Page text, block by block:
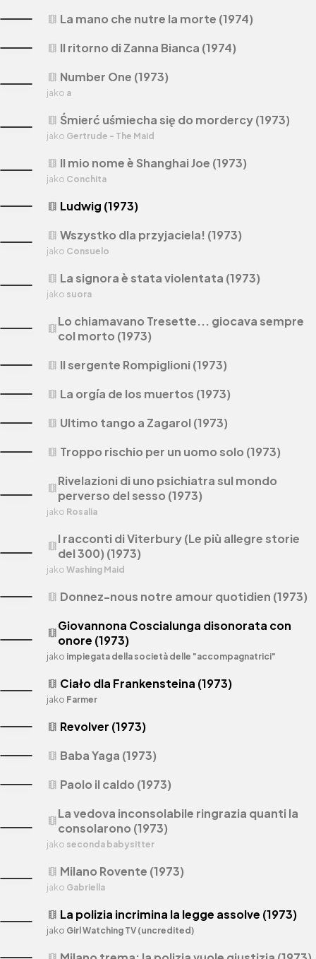
theaters Number One (1973)
jako a
theaters Śmierć uśmiecha się do mordercy (1973)
jako Gertrude - The Maid
theaters Il mio nome è Shanghai Joe (1973)
jako Conchita
theaters Ludwig (1973)
theaters Wszystko dla przyjaciela! (1973)
jako Consuelo
theaters La signora è stata violentata (1973)
jako suora
theatersLo chiamavano Tresette... giocava sempre
col morto (1973)
theaters Il sergente Rompiglioni (1973)
theaters La orgía de los muertos (1973)
theaters Ultimo tango a Zagarol (1973)
theaters Troppo rischio per un uomo solo (1973)
theatersRivelazioni di uno psichiatra sul mondo
perverso del sesso (1973)
jako Rosalia
theatersI racconti di Viterbury (Le più allegre storie
del 300) (1973)
jako Washing Maid
theaters Donnez-nous notre amour quotidien (1973)
theatersGiovannona Coscialunga disonorata con
onore (1973)
jako impiegata della società delle "accompagnatrici"
theaters Ciało dla Frankensteina (1973)
jako Farmer
theaters Revolver (1973)
theaters Baba Yaga (1973)
theaters Paolo il caldo (1973)
theatersLa vedova inconsolabile ringrazia quanti la
consolarono (1973)
jako seconda babysitter
theaters Milano Rovente (1973)
jako Gabriella
theaters La polizia incrimina la legge assolve (1973)
jako Girl Watching TV (uncredited)
theaters La mano che nutre la morte (1974)
theaters Il ritorno di Zanna Bianca (1974)